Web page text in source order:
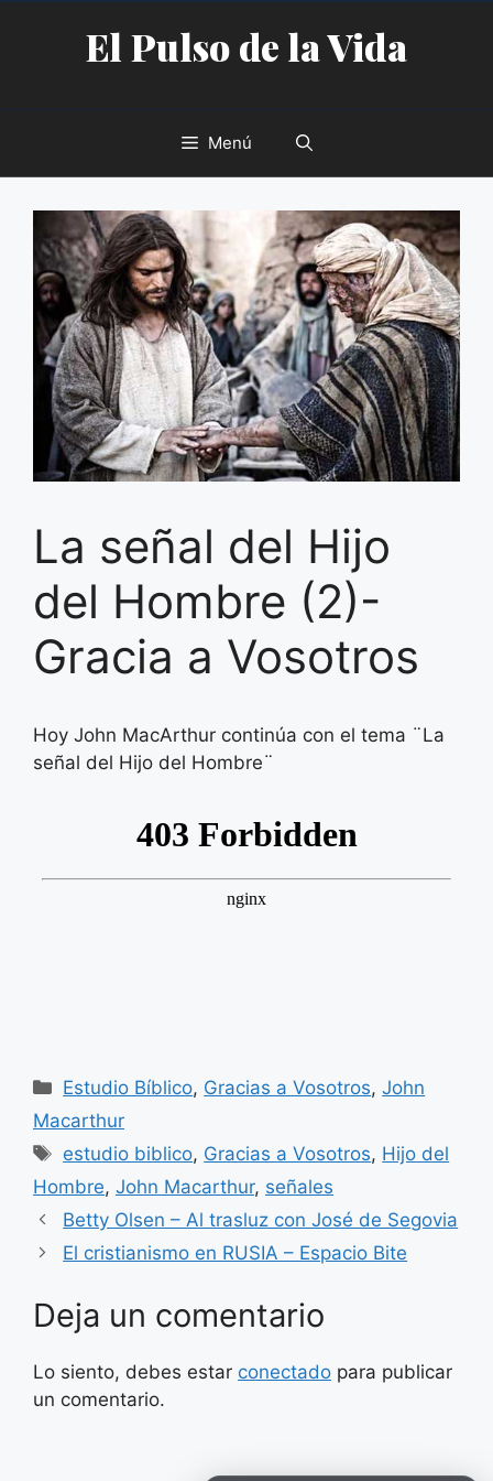
contenidoEl Pulso de la Vida
Menú
La señal del Hijo
del Hombre (2)-
Gracia a Vosotros
Hoy John MacArthur continúa con el tema ¨La
señal del Hijo del Hombre¨
Categorías
Estudio Bíblico, Gracias a Vosotros,John
Macarthur
Etiquetas
estudio biblico, Gracias a Vosotros, Hijo del
Hombre, John Macarthur, señales
Betty Olsen – Al trasluz con José de Segovia
El cristianismo en RUSIA – Espacio Bite
Deja un comentario
Lo siento, debes estar conectado para publicar
un comentario.